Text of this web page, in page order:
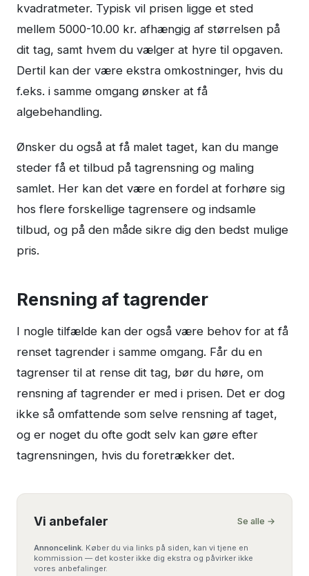
kvadratmeter. Typisk vil prisen ligge et sted
mellem 5000-10.00 kr. afhængig af størrelsen på
dit tag, samt hvem du vælger at hyre til opgaven.
Dertil kan der være ekstra omkostninger, hvis du
f.eks. i samme omgang ønsker at få
algebehandling.
Ønsker du også at få malet taget, kan du mange
steder få et tilbud på tagrensning og maling
samlet. Her kan det være en fordel at forhøre sig
hos flere forskellige tagrensere og indsamle
tilbud, og på den måde sikre dig den bedst mulige
pris.
Rensning af tagrender
I nogle tilfælde kan der også være behov for at få
renset tagrender i samme omgang. Får du en
tagrenser til at rense dit tag, bør du høre, om
rensning af tagrender er med i prisen. Det er dog
ikke så omfattende som selve rensning af taget,
og er noget du ofte godt selv kan gøre efter
tagrensningen, hvis du foretrækker det.
Vi anbefaler Se alle →
Annoncelink. Køber du via links på siden, kan vi tjene en
kommission — det koster ikke dig ekstra og påvirker ikke
vores anbefalinger.